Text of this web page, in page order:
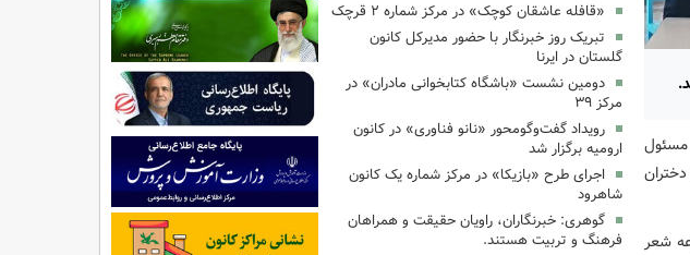
مسئول
سلسله جلسات جهاد تبیین، 30 نفر از دختران
شعر
«قافله عاشقان کوچک» در مرکز شماره ۲ قرچک
تبریک روز خبرنگار با حضور مدیرکل کانون
گلستان در ایرنا
دومین نشست «باشگاه کتابخوانی مادران» در
مرکز ۳۹
رویداد گفت‌وگومحور «نانو فناوری» در کانون
ارومیه برگزار شد
اجرای طرح «بازیکا» در مرکز شماره یک کانون
شاهرود
گوهری: خبرنگاران، راویان حقیقت و همراهان
فرهنگ و تربیت هستند.